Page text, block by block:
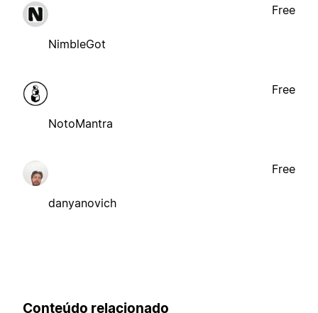
NimbleGot
Free
NotoMantra
Free
danyanovich
Free
Conteúdo relacionado